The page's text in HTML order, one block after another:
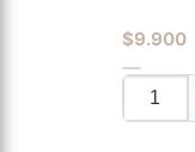
$9.900